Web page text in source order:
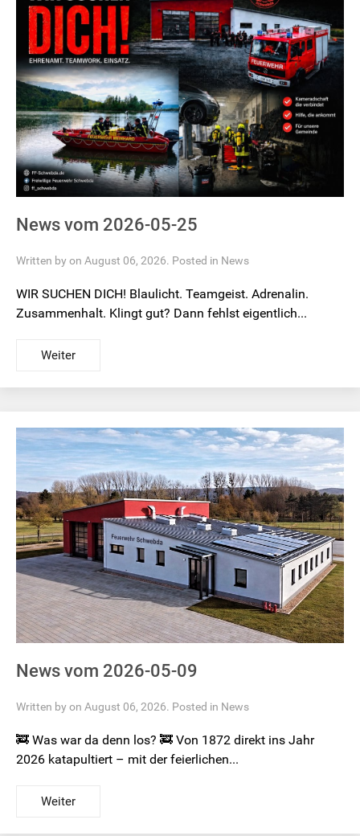
News vom 2026-05-25
Written by on August 06, 2026. Posted in News
WIR SUCHEN DICH! Blaulicht. Teamgeist. Adrenalin.
Zusammenhalt. Klingt gut? Dann fehlst eigentlich...
Weiter
News vom 2026-05-09
Written by on August 06, 2026. Posted in News
🚒 Was war da denn los? 🚒 Von 1872 direkt ins Jahr
2026 katapultiert – mit der feierlichen...
Weiter